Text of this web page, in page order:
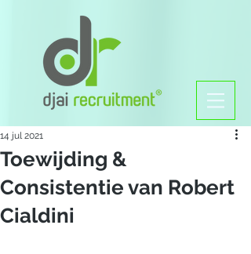
Toewijding &
Consistentie van Robert
Cialdini
14 jul 2021